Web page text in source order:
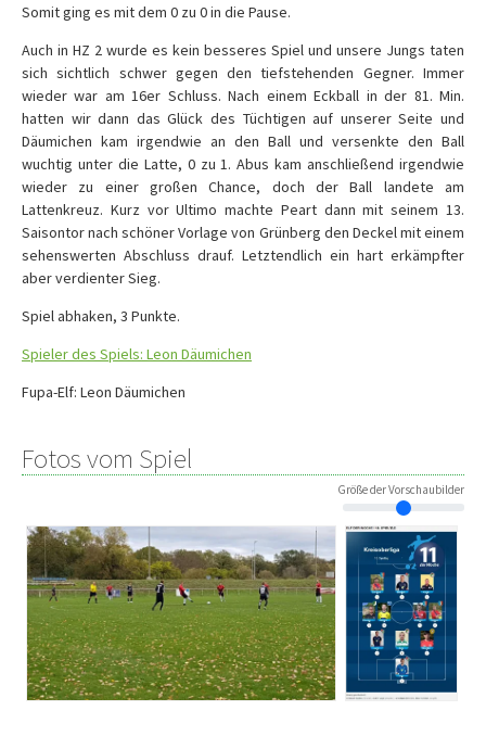
Somit ging es mit dem 0 zu 0 in die Pause.
Auch in HZ 2 wurde es kein besseres Spiel und unsere Jungs taten
sich sichtlich schwer gegen den tiefstehenden Gegner. Immer
wieder war am 16er Schluss. Nach einem Eckball in der 81. Min.
hatten wir dann das Glück des Tüchtigen auf unserer Seite und
Däumichen kam irgendwie an den Ball und versenkte den Ball
wuchtig unter die Latte, 0 zu 1. Abus kam anschließend irgendwie
wieder zu einer großen Chance, doch der Ball landete am
Lattenkreuz. Kurz vor Ultimo machte Peart dann mit seinem 13.
Saisontor nach schöner Vorlage von Grünberg den Deckel mit einem
sehenswerten Abschluss drauf. Letztendlich ein hart erkämpfter
aber verdienter Sieg.
Spiel abhaken, 3 Punkte.
Spieler des Spiels: Leon Däumichen
Fupa-Elf: Leon Däumichen
Fotos vom Spiel
Größe der Vorschaubilder